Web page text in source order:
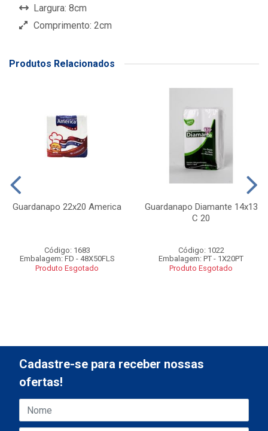
Largura: 8cm
Comprimento: 2cm
Produtos Relacionados
Guardanapo 22x20 America
Código: 1683
Embalagem: FD - 48X50FLS
Produto Esgotado
Guardanapo Diamante 14x13
C 20
Código: 1022
Embalagem: PT - 1X20PT
Produto Esgotado
Cadastre-se para receber nossas
ofertas!